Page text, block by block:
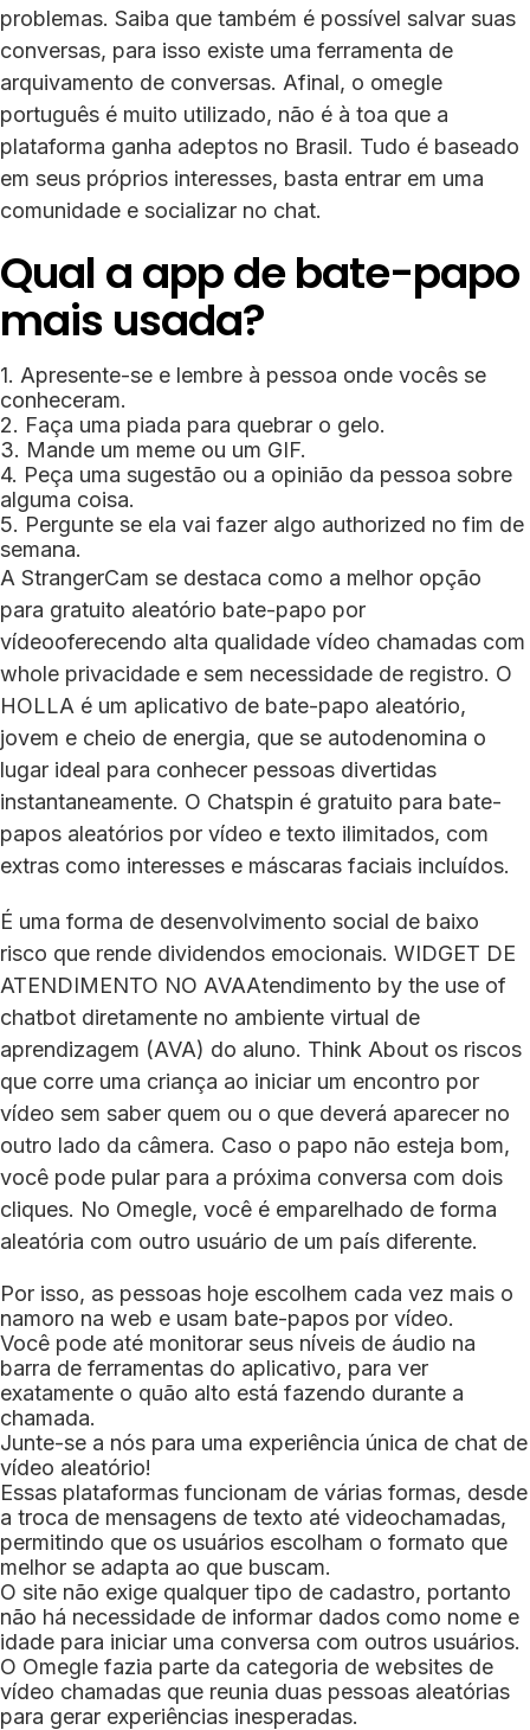
problemas. Saiba que também é possível salvar suas
conversas, para isso existe uma ferramenta de
arquivamento de conversas. Afinal, o omegle
português é muito utilizado, não é à toa que a
plataforma ganha adeptos no Brasil. Tudo é baseado
em seus próprios interesses, basta entrar em uma
comunidade e socializar no chat.
Qual a app de bate-papo
mais usada?
Apresente-se e lembre à pessoa onde vocês se
conheceram.
Faça uma piada para quebrar o gelo.
Mande um meme ou um GIF.
Peça uma sugestão ou a opinião da pessoa sobre
alguma coisa.
Pergunte se ela vai fazer algo authorized no fim de
semana.
A StrangerCam se destaca como a melhor opção
para gratuito aleatório bate-papo por
vídeooferecendo alta qualidade vídeo chamadas com
whole privacidade e sem necessidade de registro. O
HOLLA é um aplicativo de bate-papo aleatório,
jovem e cheio de energia, que se autodenomina o
lugar ideal para conhecer pessoas divertidas
instantaneamente. O Chatspin é gratuito para bate-
papos aleatórios por vídeo e texto ilimitados, com
extras como interesses e máscaras faciais incluídos.
É uma forma de desenvolvimento social de baixo
risco que rende dividendos emocionais. WIDGET DE
ATENDIMENTO NO AVAAtendimento by the use of
chatbot diretamente no ambiente virtual de
aprendizagem (AVA) do aluno. Think About os riscos
que corre uma criança ao iniciar um encontro por
vídeo sem saber quem ou o que deverá aparecer no
outro lado da câmera. Caso o papo não esteja bom,
você pode pular para a próxima conversa com dois
cliques. No Omegle, você é emparelhado de forma
aleatória com outro usuário de um país diferente.
Por isso, as pessoas hoje escolhem cada vez mais o
namoro na web e usam bate-papos por vídeo.
Você pode até monitorar seus níveis de áudio na
barra de ferramentas do aplicativo, para ver
exatamente o quão alto está fazendo durante a
chamada.
Junte-se a nós para uma experiência única de chat de
vídeo aleatório!
Essas plataformas funcionam de várias formas, desde
a troca de mensagens de texto até videochamadas,
permitindo que os usuários escolham o formato que
melhor se adapta ao que buscam.
O site não exige qualquer tipo de cadastro, portanto
não há necessidade de informar dados como nome e
idade para iniciar uma conversa com outros usuários.
O Omegle fazia parte da categoria de websites de
vídeo chamadas que reunia duas pessoas aleatórias
para gerar experiências inesperadas.